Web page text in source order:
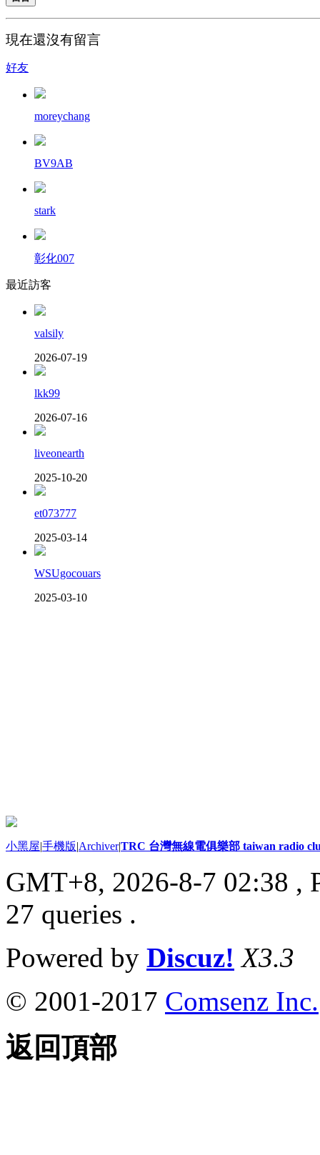
現在還沒有留言
好友
moreychang
BV9AB
stark
彰化007
最近訪客
valsily
2026-07-19
lkk99
2026-07-16
liveonearth
2025-10-20
et073777
2025-03-14
WSUgocouars
2025-03-10
小黑屋|手機版|Archiver|TRC 台灣無線電俱樂部 taiwan radio
GMT+8, 2026-8-7 02:38 ,
27 queries .
Powered by Discuz! X3.3
© 2001-2017 Comsenz Inc.
返回頂部